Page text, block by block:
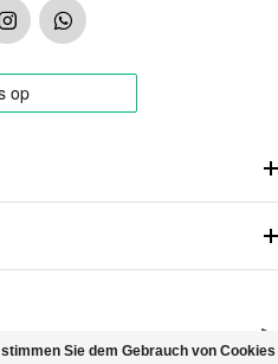
Sie dem Gebrauch von Cookies